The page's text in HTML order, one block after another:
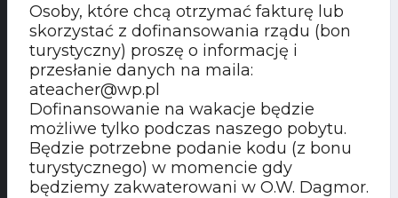
Osoby, które chcą otrzymać fakturę lub
skorzystać z dofinansowania rządu (bon
turystyczny) proszę o informację i
przesłanie danych na maila:
ateacher@wp.pl
Dofinansowanie na wakacje będzie
możliwe tylko podczas naszego pobytu.
Będzie potrzebne podanie kodu (z bonu
turystycznego) w momencie gdy
będziemy zakwaterowani w O.W. Dagmor.